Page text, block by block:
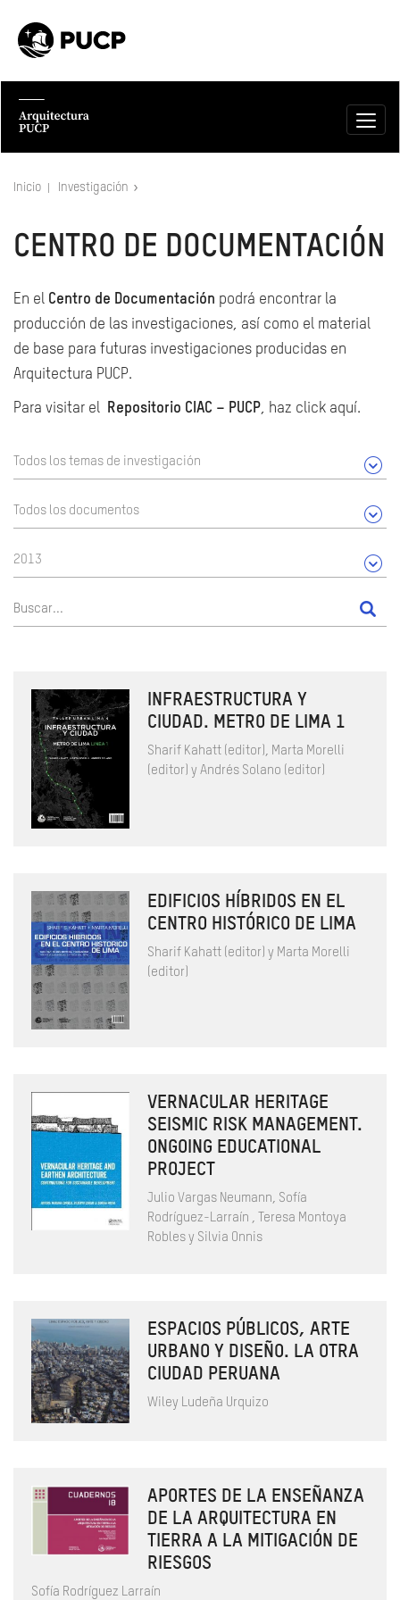
Inicio Investigación
CENTRO DE DOCUMENTACIÓN
En el Centro de Documentación podrá encontrar la
producción de las investigaciones, así como el material
de base para futuras investigaciones producidas en
Arquitectura PUCP.
Para visitar el Repositorio CIAC – PUCP, haz click aquí.
Todos los temas de investigación
Todos los documentos
2013
INFRAESTRUCTURA Y
CIUDAD. METRO DE LIMA 1
Sharif Kahatt (editor), Marta Morelli
(editor) y Andrés Solano (editor)
EDIFICIOS HÍBRIDOS EN EL
CENTRO HISTÓRICO DE LIMA
Sharif Kahatt (editor) y Marta Morelli
(editor)
VERNACULAR HERITAGE
SEISMIC RISK MANAGEMENT.
ONGOING EDUCATIONAL
PROJECT
Julio Vargas Neumann, Sofía
Rodríguez-Larraín , Teresa Montoya
Robles y Silvia Onnis
ESPACIOS PÚBLICOS, ARTE
URBANO Y DISEÑO. LA OTRA
CIUDAD PERUANA
Wiley Ludeña Urquizo
APORTES DE LA ENSEÑANZA
DE LA ARQUITECTURA EN
TIERRA A LA MITIGACIÓN DE
RIESGOS
Sofía Rodríguez Larraín